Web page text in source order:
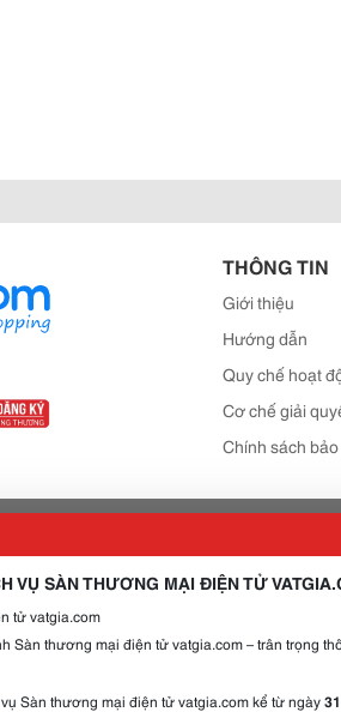
THÔNG TIN
Giới thiệu
Hướng dẫn
Quy chế hoạt
Cơ chế giải
Chính sách
VỤ SÀN THƯƠNG MẠI ĐIỆN TỬ
tử vatgia.com
Sàn thương mại điện tử vatgia.com – trân trọng
Sàn thương mại điện tử vatgia.com kể từ ngày